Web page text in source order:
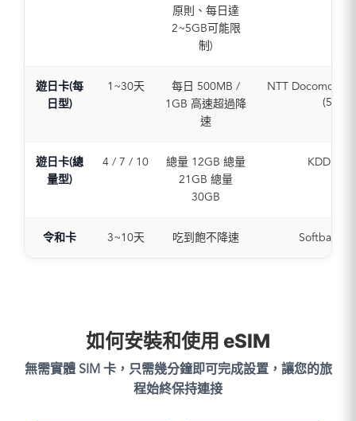
原則、每日達
2~5GB可能限
制)
遊日卡(每
日型)
1~30天
每日 500MB /
1GB 高速超過降
速
NTT Docomo /
(5G /
遊日卡(總
量型)
4 / 7 / 10
總量 12GB 總量
21GB 總量
30GB
KDDI
令和卡 3~10天 吃到飽不降速 Softbank
如何安裝和使用 eSIM
無需實體 SIM 卡，只需幾分鐘即可完成設置，讓您的旅
程始終保持連接